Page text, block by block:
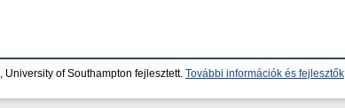
, University of Southampton fejlesztett. További információk és fejlesztők